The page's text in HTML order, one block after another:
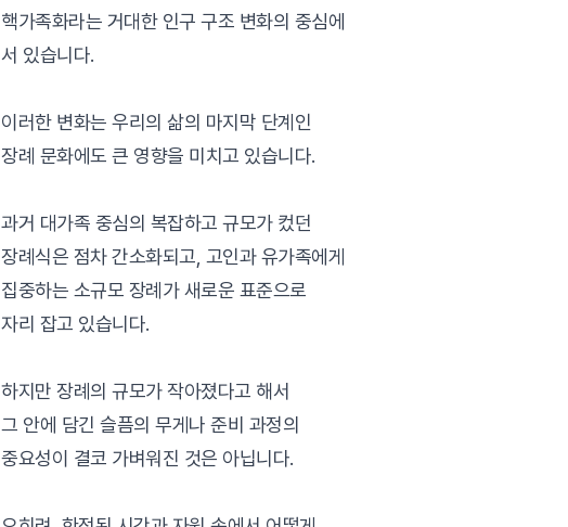
핵가족화라는 거대한 인구 구조 변화의 중심에
서 있습니다.
이러한 변화는 우리의 삶의 마지막 단계인
장례 문화에도 큰 영향을 미치고 있습니다.
과거 대가족 중심의 복잡하고 규모가 컸던
장례식은 점차 간소화되고, 고인과 유가족에게
집중하는 소규모 장례가 새로운 표준으로
자리 잡고 있습니다.
하지만 장례의 규모가 작아졌다고 해서
그 안에 담긴 슬픔의 무게나 준비 과정의
중요성이 결코 가벼워진 것은 아닙니다.